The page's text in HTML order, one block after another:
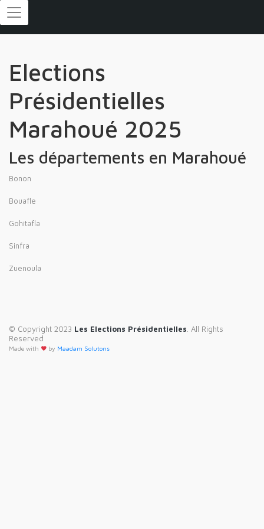
Elections
Présidentielles
Marahoué 2025
Les départements en Marahoué
Bonon
Bouafle
Gohitafla
Sinfra
Zuenoula
© Copyright 2023 Les Elections Présidentielles . All Rights
Reserved
Made with by Maadam Solutons